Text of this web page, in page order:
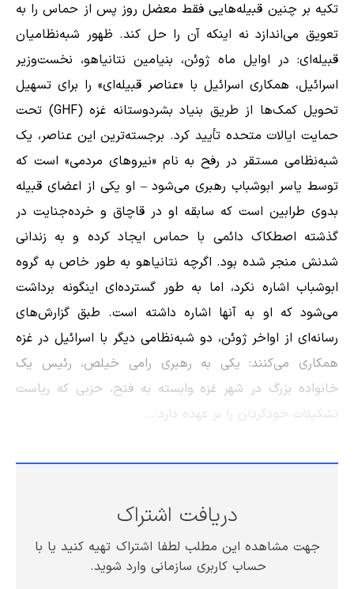
تکیه بر چنین قبیله‌هایی فقط معضل روز پس از حماس را به
تعویق می‌اندازد نه اینکه آن را حل کند. ظهور شبه‌نظامیان
قبیله‌ای: در اوایل ماه ژوئن، بنیامین نتانیاهو، نخست‌وزیر
اسرائیل، همکاری اسرائیل با «عناصر قبیله‌ای» را برای تسهیل
تحویل کمک‌ها از طریق بنیاد بشردوستانه غزه (GHF) تحت
حمایت ایالات متحده تأیید کرد. برجسته‌ترین این عناصر، یک
شبه‌نظامی مستقر در رفح به نام «نیروهای مردمی» است که
توسط یاسر ابوشباب رهبری می‌شود – او یکی از اعضای قبیله
بدوی طرابین است که سابقه او در قاچاق و خرده‌جنایت در
گذشته اصطکاک دائمی با حماس ایجاد کرده و به زندانی
شدنش منجر شده بود. اگرچه نتانیاهو به طور خاص به گروه
ابوشباب اشاره نکرد، اما به طور گسترده‌ای اینگونه برداشت
می‌شود که او به آنها اشاره داشته است. طبق گزارش‌های
رسانه‌ای از اواخر ژوئن، دو شبه‌نظامی دیگر با اسرائیل در غزه
همکاری می‌کنند: یکی به رهبری رامی خیلص، رئیس یک
خانواده بزرگ در شهر غزه وابسته به فتح، حزبی که ریاست
تشکیلات خودگردان را بر عهده دارد؛…
دریافت اشتراک
جهت مشاهده این مطلب لطفا اشتراک تهیه کنید یا با
حساب کاربری سازمانی وارد شوید.